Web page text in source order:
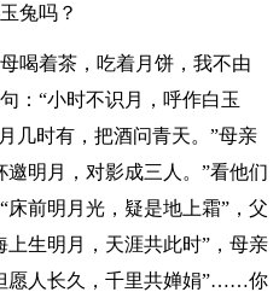
兔吗？
喝着茶，吃着月饼，我不由
：“小时不识月，呼作白玉
几时有，把酒问青天。”母亲
明月，对影成三人。”看他们
前明月光，疑是地上霜”，父
生明月，天涯共此时”，母亲
愿人长久，千里共婵娟”……你